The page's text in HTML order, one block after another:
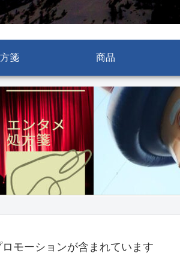
箋 商品
モーションが含まれています